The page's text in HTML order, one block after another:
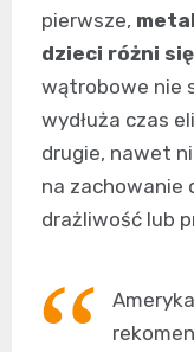
pierwsze,
dzieci różni
wątrobowe nie
wydłuża czas
drugie, nawet
na zachowanie
drażliwość lub